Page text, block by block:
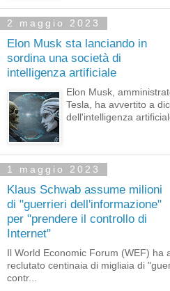
2 maggio 2023
Elon Musk sta lanciando in
sordina una società di
intelligenza artificiale
Elon Musk,
Tesla, ha avvertito a
dell'intelligenza
1 maggio 2023
Klaus Schwab assume milioni
di "guerrieri dell'informazione"
per "prendere il controllo di
Internet"
Il World Economic Forum (WEF) ha
reclutato centinaia di migliaia di
contr...